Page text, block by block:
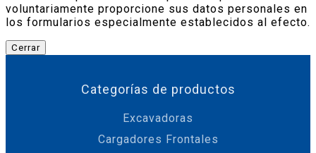
voluntariamente proporcione sus datos personales en
los formularios especialmente establecidos al efecto.
Cerrar
Categorías de productos
Excavadoras
Cargadores Frontales